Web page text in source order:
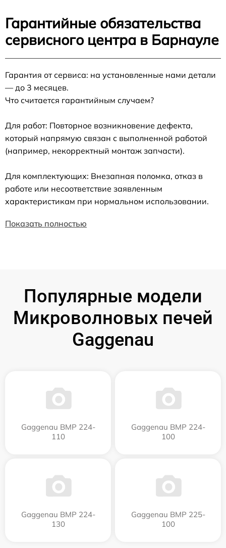
Гарантийные обязательства
сервисного центра в Барнауле
Гарантия от сервиса: на установленные нами детали
— до 3 месяцев.
Что считается гарантийным случаем?
Для работ: Повторное возникновение дефекта,
который напрямую связан с выполненной работой
(например, некорректный монтаж запчасти).
Для комплектующих: Внезапная поломка, отказ в
работе или несоответствие заявленным
характеристикам при нормальном использовании.
Показать полностью
Популярные модели
Микроволновых печей
Gaggenau
Gaggenau BMP 224-
110
Gaggenau BMP 224-
100
Gaggenau BMP 224-
130
Gaggenau BMP 225-
100